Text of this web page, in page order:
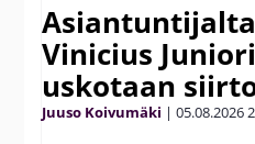
Vinicius
uskotaan
Juuso Koivumäki | 05.08.2026